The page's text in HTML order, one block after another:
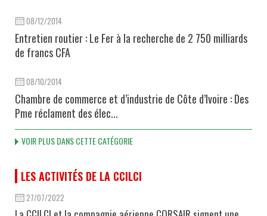
08/12/2014
Entretien routier : Le Fer à la recherche de 2 750 milliards
de francs CFA
08/10/2014
Chambre de commerce et d’industrie de Côte d’Ivoire : Des
Pme réclament des élec...
VOIR PLUS DANS CETTE CATÉGORIE
LES ACTIVITÉS DE LA CCILCI
27/07/2022